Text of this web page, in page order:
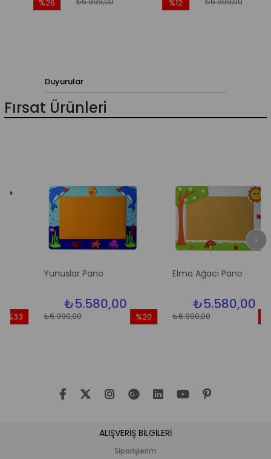
Duyurular
Fırsat Ürünleri
Yunuslar Pano
₺5.580,00
₺6.990,00
%20
Elma Ağacı Pano
₺5.580,00
₺6.990,00
ALIŞVERİŞ BİLGİLERİ
Siparişlerim